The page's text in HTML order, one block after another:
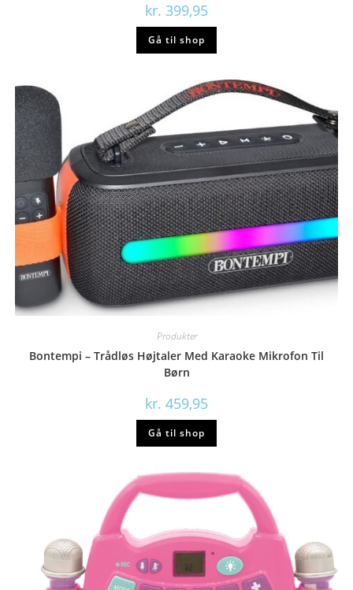
kr. 399,95
Gå til shop
Produkter
Bontempi – Trådløs Højtaler Med Karaoke Mikrofon Til
Børn
kr. 459,95
Gå til shop